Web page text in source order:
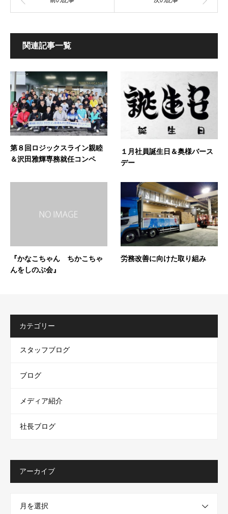
関連記事一覧
第８回ロジックスライン親睦
＆沢田雅輝専務就任コンペ
１月社員誕生日＆奥様バース
デー
『かなこちゃん ちかこちゃ
んをしのぶ会』
労務改善に向けた取り組み
カテゴリー
スタッフブログ
ブログ
メディア紹介
社長ブログ
アーカイブ
月を選択